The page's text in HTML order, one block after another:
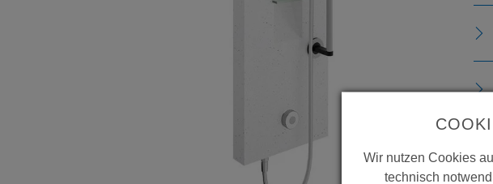
Wir nutzen Cookies
technisch